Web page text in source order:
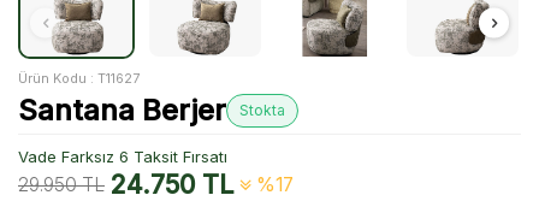
Ürün Kodu : T11627
Santana Berjer Stokta
Vade Farksız 6 Taksit Fırsatı
29.950TL 24.750TL %17